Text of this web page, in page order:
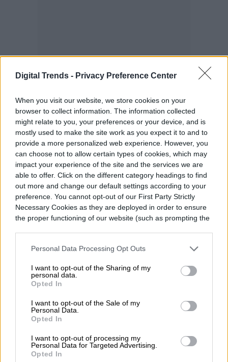
Digital Trends - Privacy Preference Center
When you visit our website, we store cookies on your
browser to collect information. The information collected
might relate to you, your preferences or your device, and is
mostly used to make the site work as you expect it to and to
provide a more personalized web experience. However, you
can choose not to allow certain types of cookies, which may
impact your experience of the site and the services we are
able to offer. Click on the different category headings to find
out more and change our default settings according to your
preference. You cannot opt-out of our First Party Strictly
Necessary Cookies as they are deployed in order to ensure
the proper functioning of our website (such as prompting the
Personal Data Processing Opt Outs
I want to opt-out of the Sharing of my
personal data.
Opted In
I want to opt-out of the Sale of my
Personal Data.
Opted In
I want to opt-out of processing my
Personal Data for Targeted Advertising.
Opted In
La mayoría de los modelos
Benz Clase S 2018llegarán a los